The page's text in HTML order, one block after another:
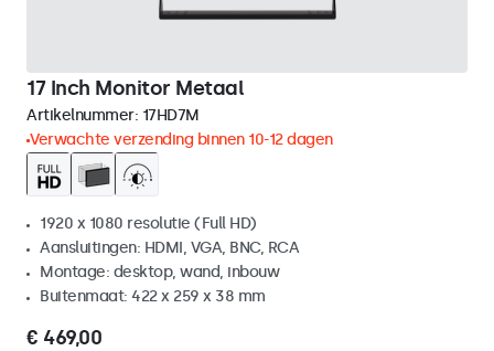
17 Inch Monitor Metaal
Artikelnummer: 17HD7M
Verwachte verzending binnen 10-12 dagen
1920 x 1080 resolutie (Full HD)
Aansluitingen: HDMI, VGA, BNC, RCA
Montage: desktop, wand, inbouw
Buitenmaat: 422 x 259 x 38 mm
€ 469,00